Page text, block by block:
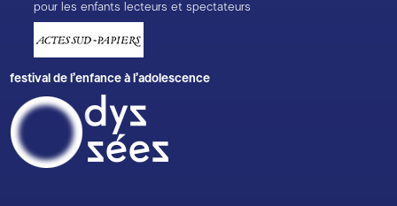
pour les enfants lecteurs et spectateurs
festival de l’enfance à l’adolescence